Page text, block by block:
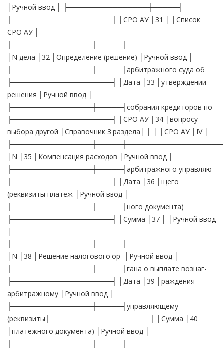
│Ручной ввод │ ├────────────────┼─────┤
├────────────────────┤ │СРО АУ │31 │ │Список
СРО АУ │
│N дела │32 │Определение (решение) │Ручной ввод │
├────────────────┼─────┤арбитражного суда об
├────────────────────┤ │Дата │33 │утверждении
решения │Ручной ввод │
├────────────────┼─────┤собрания кредиторов по
├────────────────────┤ │СРО АУ │34 │вопросу
выбора другой │Справочник 3 раздела│ │ │ │СРО АУ │IV │
│N │35 │Компенсация расходов │Ручной ввод │
├────────────────┼─────┤арбитражного управляю-
├────────────────────┤ │Дата │36 │щего
(реквизиты платеж-│Ручной ввод │
├────────────────┼─────┤ного документа)
├────────────────────┤ │Сумма │37 │ │Ручной ввод
│N │38 │Решение налогового ор- │Ручной ввод │
├────────────────┼─────┤гана о выплате вознаг-
├────────────────────┤ │Дата │39 │раждения
арбитражному │Ручной ввод │
├────────────────┼─────┤управляющему
(реквизиты├────────────────────┤ │Сумма │40
│платежного документа) │Ручной ввод │